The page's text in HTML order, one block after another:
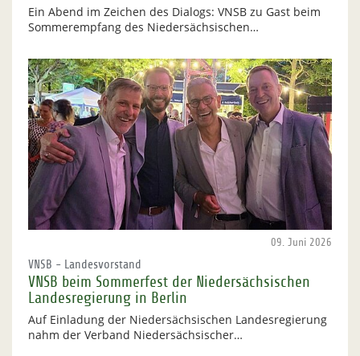
Ein Abend im Zeichen des Dialogs: VNSB zu Gast beim
Sommerempfang des Niedersächsischen…
09. Juni 2026
VNSB - Landesvorstand
VNSB beim Sommerfest der Niedersächsischen
Landesregierung in Berlin
Auf Einladung der Niedersächsischen Landesregierung
nahm der Verband Niedersächsischer…